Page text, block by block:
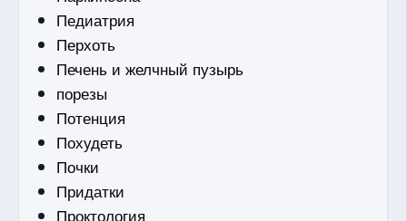
Педиатрия
Перхоть
Печень и желчный пузырь
порезы
Потенция
Похудеть
Почки
Придатки
Проктология